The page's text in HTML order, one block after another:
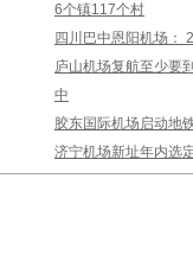
6个镇117个村
四川巴中恩阳机场：
庐山机场复航至少要
中
胶东国际机场启动地
济宁机场新址年内选